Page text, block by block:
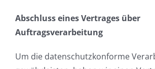
Abschluss eines Vertrages über
Auftragsverarbeitung
Um die datenschutzkonforme